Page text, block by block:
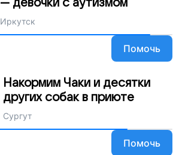
— девочки с аутизмом
Иркутск
Помочь
Накормим Чаки и десятки
других собак в приюте
Сургут
Помочь